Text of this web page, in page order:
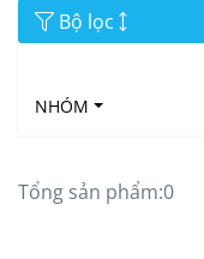
Bộ lọc
NHÓM
Tổng sản phẩm:0